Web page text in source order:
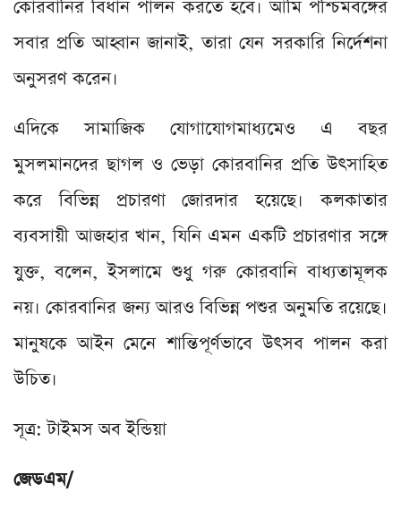
কোরবানির বিধান পালন করতে হবে। আমি পশ্চিমবঙ্গের
সবার প্রতি আহ্বান জানাই, তারা যেন সরকারি নির্দেশনা
অনুসরণ করেন।
এদিকে সামাজিক যোগাযোগমাধ্যমেও এ বছর
মুসলমানদের ছাগল ও ভেড়া কোরবানির প্রতি উৎসাহিত
করে বিভিন্ন প্রচারণা জোরদার হয়েছে। কলকাতার
ব্যবসায়ী আজহার খান, যিনি এমন একটি প্রচারণার সঙ্গে
যুক্ত, বলেন, ইসলামে শুধু গরু কোরবানি বাধ্যতামূলক
নয়। কোরবানির জন্য আরও বিভিন্ন পশুর অনুমতি রয়েছে।
মানুষকে আইন মেনে শান্তিপূর্ণভাবে উৎসব পালন করা
উচিত।
সূত্র: টাইমস অব ইন্ডিয়া
জেডএম/